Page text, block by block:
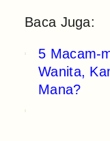
Baca Juga:
5 Macam-
Wanita,
Mana?